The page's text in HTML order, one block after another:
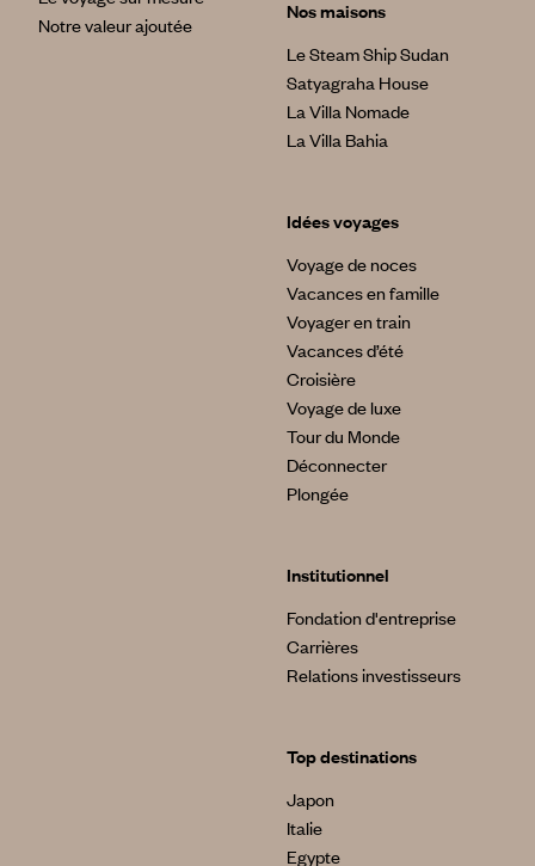
Notre valeur ajoutée
Nos maisons
Le Steam Ship Sudan
Satyagraha House
La Villa Nomade
La Villa Bahia
Idées voyages
Voyage de noces
Vacances en famille
Voyager en train
Vacances d’été
Croisière
Voyage de luxe
Tour du Monde
Déconnecter
Plongée
Institutionnel
Fondation d'entreprise
Carrières
Relations investisseurs
Top destinations
Japon
Italie
Egypte